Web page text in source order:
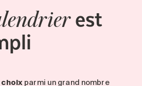
est
choix parmi un grand nombre